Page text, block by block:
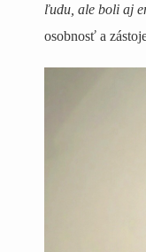
ľudu, ale boli aj
osobnosť a